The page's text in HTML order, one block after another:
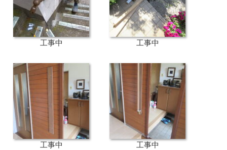
工事中 工事中
工事中 工事中